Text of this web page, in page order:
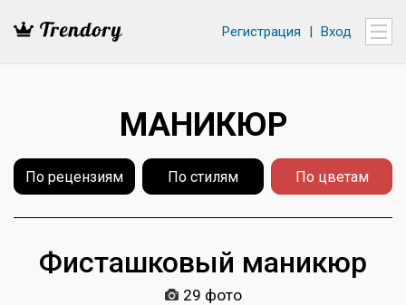
Регистрация | Вход
МАНИКЮР
По рецензиям По стилям По цветам
Фисташковый маникюр
29 фото